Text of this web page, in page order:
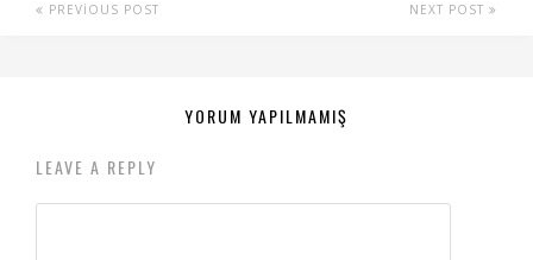
PREVIOUS POST NEXT POST
YORUM YAPILMAMIŞ
LEAVE A REPLY